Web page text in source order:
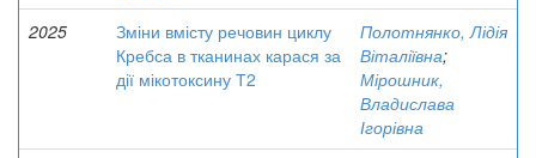
2025
Зміни вмісту речовин циклу
Кребса в тканинах карася за
дії мікотоксину Т2
Полотнянко, Лідія
Віталіївна;
Мірошник,
Владислава
Ігорівна